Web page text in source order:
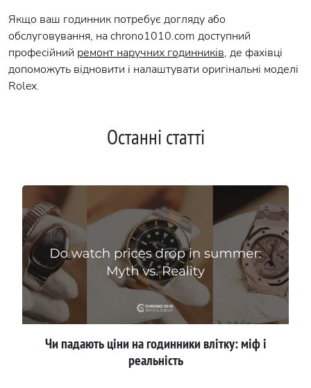
Якщо ваш годинник потребує догляду або
обслуговування, на chrono1010.com доступний
професійний ремонт наручних годинників, де фахівці
допоможуть відновити і налаштувати оригінальні моделі
Rolex.
Останні статті
Чи падають ціни на годинники влітку: міф і
реальність